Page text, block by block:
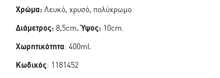
Χρώμα: Λευκό, χρυσό, πολύχρωμο
Διάμετρος: 8,5cm. Ύψος: 10cm.
Χωρητικότητα: 400ml.
Κωδικός: 1181452